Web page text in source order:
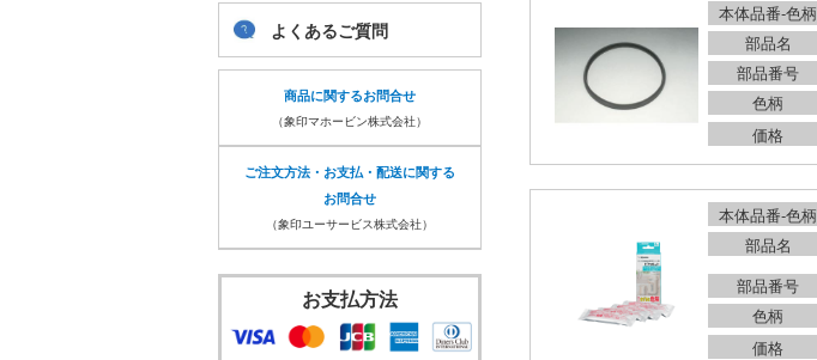
本体品番-色柄
部品名
部品番号
色柄
価格
本体品番-色柄
部品名
部品番号
色柄
価格
よくあるご質問
商品に関するお問合せ
（象印マホービン株式会社）
ご注文方法・お支払・配送に関する
お問合せ
（象印ユーサービス株式会社）
お支払方法